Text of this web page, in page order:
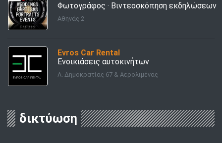
Φωτογράφος · Βιντεοσκόπηση εκδηλώσεων
Αθηνάς 2
Evros Car Rental
Ενοικιάσεις αυτοκινήτων
Λ. Δημοκρατίας 67 & Αερολιμένας
δικτύωση